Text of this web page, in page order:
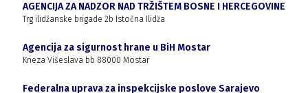
AGENCIJA ZA NADZOR NAD TRŽIŠTEM BOSNE I HERCEGOVINE
Trg ilidžanske brigade 2b Istočna Ilidža
Agencija za sigurnost hrane u BiH Mostar
Kneza Višeslava bb 88000 Mostar
Federalna uprava za inspekcijske poslove Sarajevo